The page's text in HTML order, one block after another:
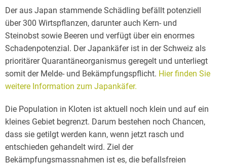
Der aus Japan stammende Schädling befällt potenziell
über 300 Wirtspflanzen, darunter auch Kern- und
Steinobst sowie Beeren und verfügt über ein enormes
Schadenpotenzial. Der Japankäfer ist in der Schweiz als
prioritärer Quarantäneorganismus geregelt und unterliegt
somit der Melde- und Bekämpfungspflicht. Hier finden Sie
weitere Information zum Japankäfer.
Die Population in Kloten ist aktuell noch klein und auf ein
kleines Gebiet begrenzt. Darum bestehen noch Chancen,
dass sie getilgt werden kann, wenn jetzt rasch und
entschieden gehandelt wird. Ziel der
Bekämpfungsmassnahmen ist es, die befallsfreien